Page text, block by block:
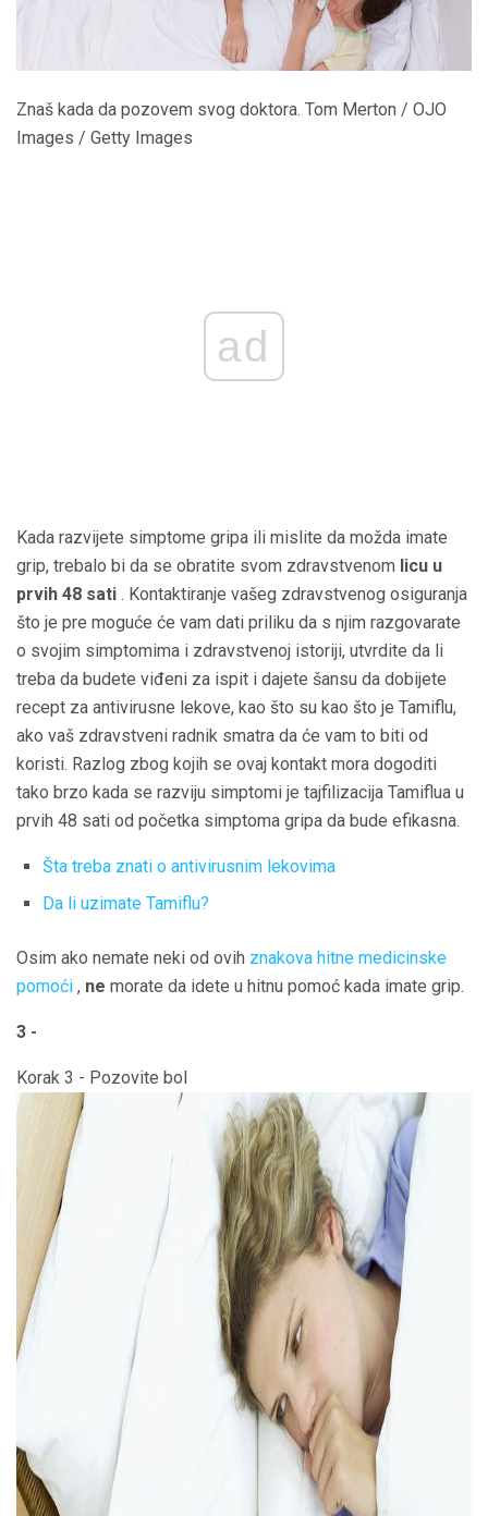
Znaš kada da pozovem svog doktora. Tom Merton / OJO
Images / Getty Images
ad
Kada razvijete simptome gripa ili mislite da možda imate
grip, trebalo bi da se obratite svom zdravstvenom licu u
prvih 48 sati . Kontaktiranje vašeg zdravstvenog osiguranja
što je pre moguće će vam dati priliku da s njim razgovarate
o svojim simptomima i zdravstvenoj istoriji, utvrdite da li
treba da budete viđeni za ispit i dajete šansu da dobijete
recept za antivirusne lekove, kao što su kao što je Tamiflu,
ako vaš zdravstveni radnik smatra da će vam to biti od
koristi. Razlog zbog kojih se ovaj kontakt mora dogoditi
tako brzo kada se razviju simptomi je tajfilizacija Tamiflua u
prvih 48 sati od početka simptoma gripa da bude efikasna.
Šta treba znati o antivirusnim lekovima
Da li uzimate Tamiflu?
Osim ako nemate neki od ovih znakova hitne medicinske
pomoći , ne morate da idete u hitnu pomoć kada imate grip.
3 -
Korak 3 - Pozovite bol